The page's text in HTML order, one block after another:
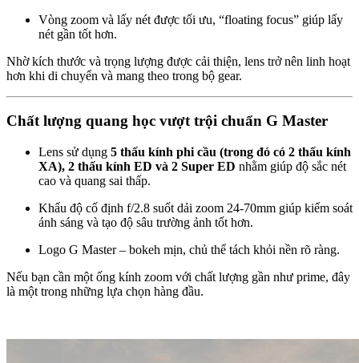
Vòng zoom và lấy nét được tối ưu, “floating focus” giúp lấy
nét gần tốt hơn.
Nhờ kích thước và trọng lượng được cải thiện, lens trở nên linh hoạt
hơn khi di chuyển và mang theo trong bộ gear.
Chất lượng quang học vượt trội chuẩn G Master
Lens sử dụng 5 thấu kính phi cầu (trong đó có 2 thấu kính
XA), 2 thấu kính ED và 2 Super ED nhằm giúp độ sắc nét
cao và quang sai thấp.
Khẩu độ cố định f/2.8 suốt dải zoom 24-70mm giúp kiểm soát
ánh sáng và tạo độ sâu trường ảnh tốt hơn.
Logo G Master – bokeh mịn, chủ thể tách khỏi nền rõ ràng.
Nếu bạn cần một ống kính zoom với chất lượng gần như prime, đây
là một trong những lựa chọn hàng đầu.